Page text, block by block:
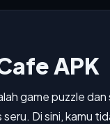
APK
game puzzle
Di sini, kamu